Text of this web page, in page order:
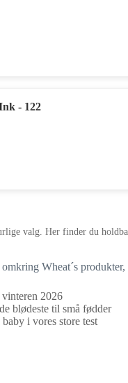
- 122
valg. Her finder du
Wheat´s
2026
blødeste til små fødder
i vores store test